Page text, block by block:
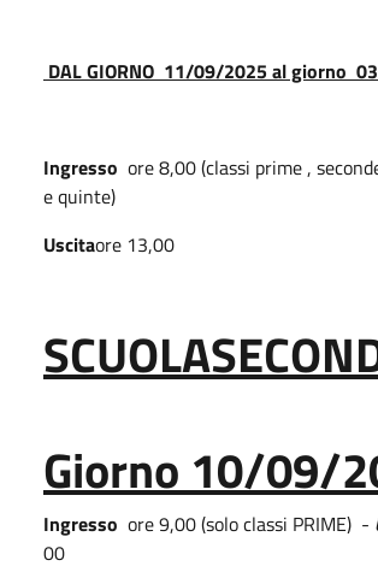
DAL GIORNO 11/09/2025 al giorno
Ingresso ore 8,00 (classi prime ,
e quinte)
Uscitaore 13,00
SCUOLA
Giorno10/09/
Ingresso ore 9,00 (solo classi PRIME) -
00